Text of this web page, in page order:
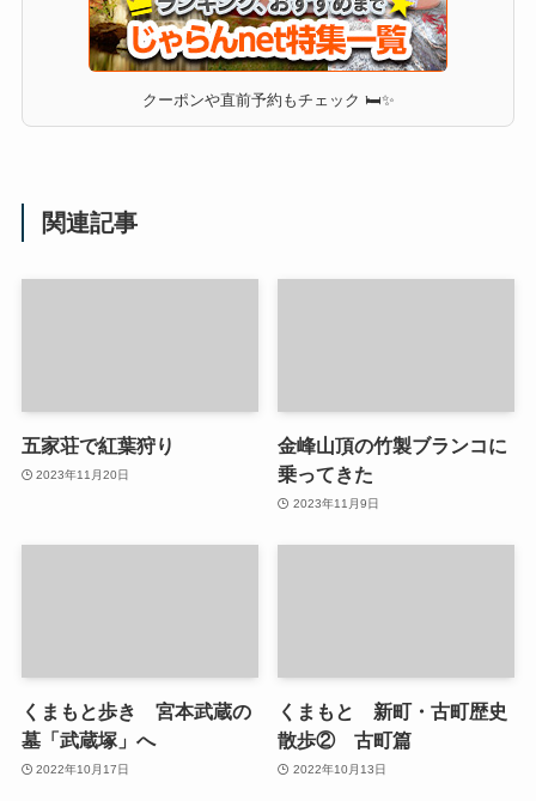
クーポンや直前予約もチェック 🛏✨
関連記事
五家荘で紅葉狩り
2023年11月20日
金峰山頂の竹製ブランコに
乗ってきた
2023年11月9日
くまもと歩き 宮本武蔵の
墓「武蔵塚」へ
2022年10月17日
くまもと 新町・古町歴史
散歩② 古町篇
2022年10月13日